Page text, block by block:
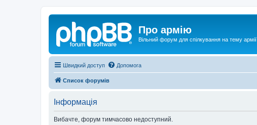
Про армію
Вільний форум для спілкування на тему армії
Швидкий доступ Допомога
Список форумів
Інформація
Вибачте, форум тимчасово недоступний.